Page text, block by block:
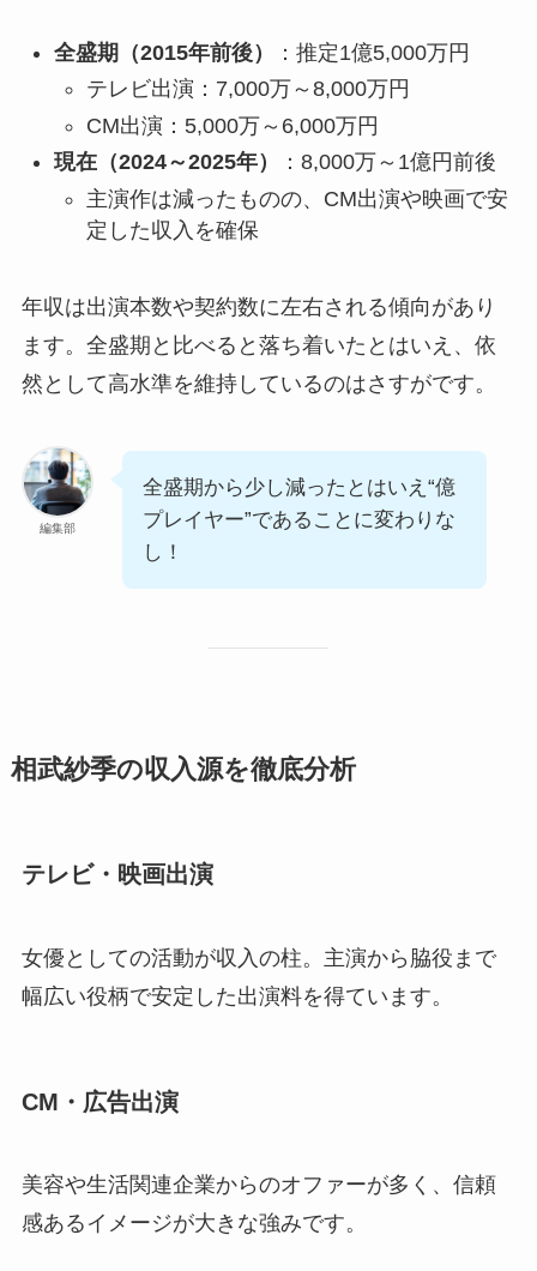
全盛期（2015年前後）
：推定1億5,000万円
テレビ出演：7,000万～8,000万円
CM出演：5,000万～6,000万円
現在（2024～2025年）
：8,000万～1億円前後
主演作は減ったものの、CM出演や映画で安
定した収入を確保
年収は出演本数や契約数に左右される傾向があり
ます。全盛期と比べると落ち着いたとはいえ、依
然として高水準を維持しているのはさすがです。
編集部
全盛期から少し減ったとはいえ“億
プレイヤー”であることに変わりな
し！
相武紗季の収入源を徹底分析
テレビ・映画出演
女優としての活動が収入の柱。主演から脇役まで
幅広い役柄で安定した出演料を得ています。
CM・広告出演
美容や生活関連企業からのオファーが多く、信頼
感あるイメージが大きな強みです。